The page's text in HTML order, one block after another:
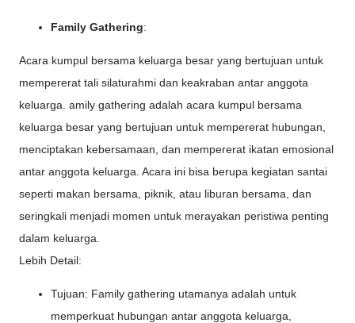
Family Gathering:
Acara kumpul bersama keluarga besar yang bertujuan untuk
mempererat tali silaturahmi dan keakraban antar anggota
keluarga. amily gathering adalah acara kumpul bersama
keluarga besar yang bertujuan untuk mempererat hubungan,
menciptakan kebersamaan, dan mempererat ikatan emosional
antar anggota keluarga. Acara ini bisa berupa kegiatan santai
seperti makan bersama, piknik, atau liburan bersama, dan
seringkali menjadi momen untuk merayakan peristiwa penting
dalam keluarga.
Lebih Detail:
Tujuan: Family gathering utamanya adalah untuk
memperkuat hubungan antar anggota keluarga,